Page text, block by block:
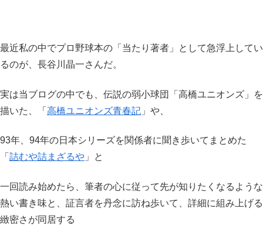
最近私の中でプロ野球本の「当たり著者」として急浮上してい
るのが、長谷川晶一さんだ。
実は当ブログの中でも、伝説の弱小球団「高橋ユニオンズ」を
描いた、「 高橋ユニオンズ青春記 」や、
93年、94年の日本シリーズを関係者に聞き歩いてまとめた
「 詰むや詰まざるや 」と
一回読み始めたら、筆者の心に従って先が知りたくなるような
熱い書き味と、証言者を丹念に訪ね歩いて、詳細に組み上げる
緻密さが同居する